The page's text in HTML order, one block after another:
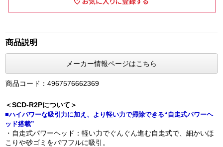
商品説明
メーカー情報ページはこちら
商品コード：4967576662369
＜SCD-R2Pについて＞
■ハイパワーな吸引力に加え、より軽い力で掃除できる“自走式パワーヘ
ッド搭載”
・自走式パワーヘッド：軽い力でぐんぐん進む自走式で、細かいほ
こりや砂ゴミをパワフルに吸引。